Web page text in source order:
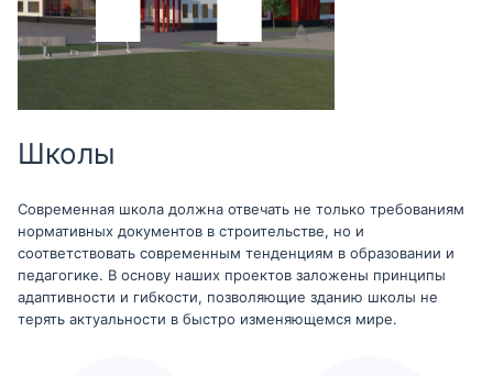
Школы
Современная школа должна отвечать не только требованиям
нормативных документов в строительстве, но и
соответствовать современным тенденциям в образовании и
педагогике. В основу наших проектов заложены принципы
адаптивности и гибкости, позволяющие зданию школы не
терять актуальности в быстро изменяющемся мире.